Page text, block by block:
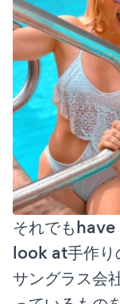
それでも
look at手作り
サングラス